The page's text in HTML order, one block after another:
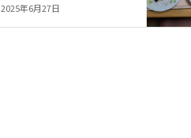
2025年6月27日